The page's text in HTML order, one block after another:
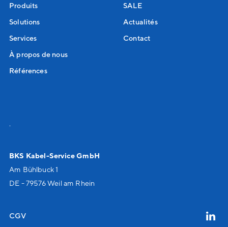
Produits
Solutions
Services
À propos de nous
Références
SALE
Actualités
Contact
.
BKS Kabel-Service GmbH
Am Bühlbuck 1
DE - 79576 Weil am Rhein
CGV